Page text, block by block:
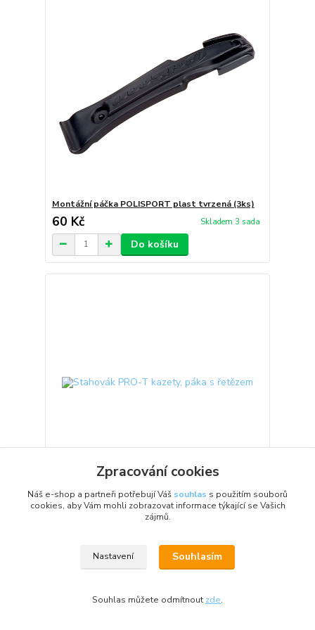
Montážní páčka POLISPORT plast tvrzená (3ks)
60 Kč Skladem 3 sada
Do košíku
Stahovák PRO-T kazety, páka s řetězem
Do košíku
Zpracování cookies
Náš e-shop a partneři potřebují Váš souhlas s použitím souborů
cookies, aby Vám mohli zobrazovat informace týkající se Vašich
zájmů.
Nastavení Souhlasím
Souhlas můžete odmítnout zde.